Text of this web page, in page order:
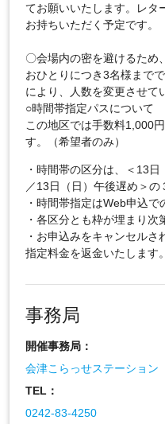
てお願いいたします。レタ
お持ちいただく予定です。
〇会場内の密を避けるため
おひとりにつき3名様まで
により、人数を変更させて
○時間帯指定パスについて
この地区では手数料1,000
す。（希望者のみ）
・時間帯の区分は、＜13
／13日（日）午後遅め＞の
・時間帯指定はWeb申込で
・各区分とも枠が埋まり次
・お申込みをキャンセル
指定料金を返金いたします。
事務局
開催事務局：
会津こらっせステーション
TEL：
0242-83-4250